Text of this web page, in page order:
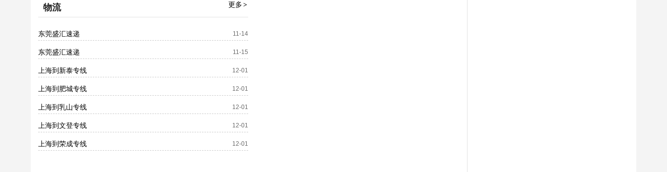
更多 >
物流
11-14
东莞盛汇速递
11-15
东莞盛汇速递
12-01
上海到新泰专线
12-01
上海到肥城专线
12-01
上海到乳山专线
12-01
上海到文登专线
12-01
上海到荣成专线